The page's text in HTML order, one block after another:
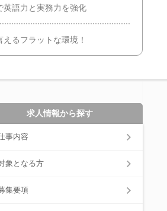
英語力と実務力を強化
るフラットな環境！
求人情報から探す
事内容
象となる方
集要項